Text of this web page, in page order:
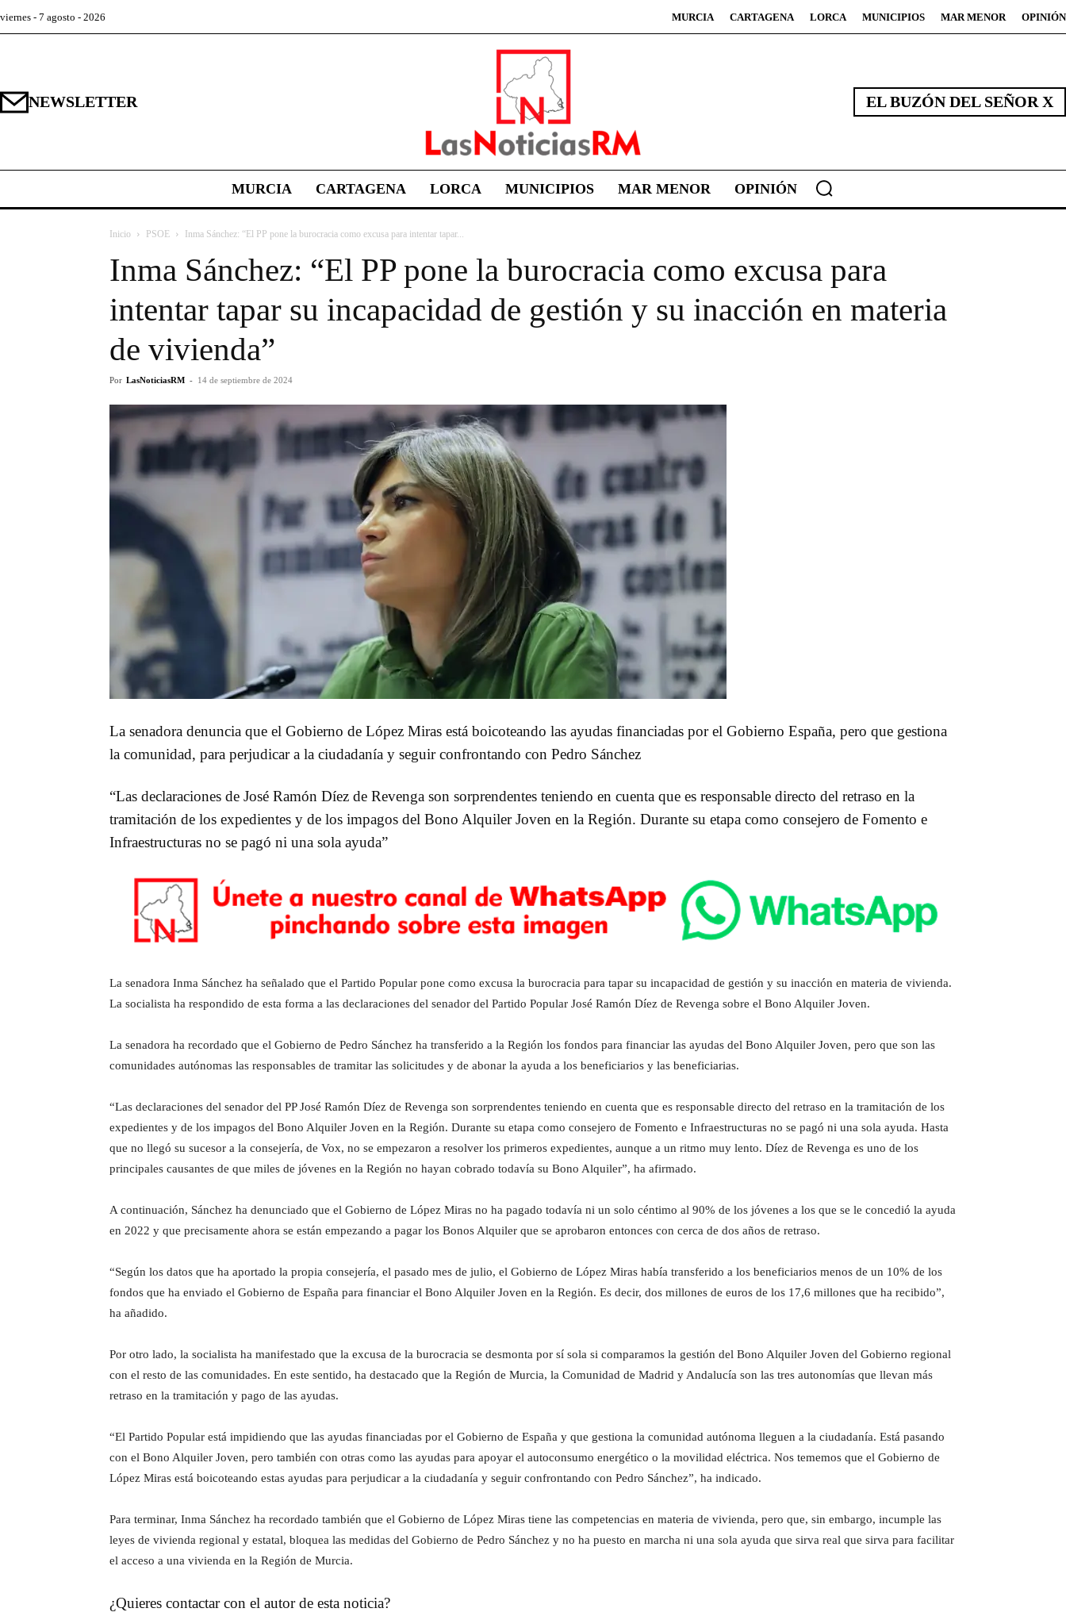
viernes - 7 agosto - 2026 MURCIA CARTAGENA LORCA MUNICIPIOS MAR MENOR OPINIÓN
NEWSLETTER EL BUZÓN DEL SEÑOR X
MURCIA CARTAGENA LORCA MUNICIPIOS MAR MENOR OPINIÓN
Inicio PSOE Inma Sánchez: “El PP pone la burocracia como excusa para intentar tapar...
Inma Sánchez: “El PP pone la burocracia como excusa para
intentar tapar su incapacidad de gestión y su inacción en materia
de vivienda”
Por LasNoticiasRM - 14 de septiembre de 2024
La senadora denuncia que el Gobierno de López Miras está boicoteando las ayudas financiadas por el Gobierno España, pero que gestiona
la comunidad, para perjudicar a la ciudadanía y seguir confrontando con Pedro Sánchez
“Las declaraciones de José Ramón Díez de Revenga son sorprendentes teniendo en cuenta que es responsable directo del retraso en la
tramitación de los expedientes y de los impagos del Bono Alquiler Joven en la Región. Durante su etapa como consejero de Fomento e
Infraestructuras no se pagó ni una sola ayuda”
La senadora Inma Sánchez ha señalado que el Partido Popular pone como excusa la burocracia para tapar su incapacidad de gestión y su inacción en materia de vivienda.
La socialista ha respondido de esta forma a las declaraciones del senador del Partido Popular José Ramón Díez de Revenga sobre el Bono Alquiler Joven.
La senadora ha recordado que el Gobierno de Pedro Sánchez ha transferido a la Región los fondos para financiar las ayudas del Bono Alquiler Joven, pero que son las
comunidades autónomas las responsables de tramitar las solicitudes y de abonar la ayuda a los beneficiarios y las beneficiarias.
“Las declaraciones del senador del PP José Ramón Díez de Revenga son sorprendentes teniendo en cuenta que es responsable directo del retraso en la tramitación de los
expedientes y de los impagos del Bono Alquiler Joven en la Región. Durante su etapa como consejero de Fomento e Infraestructuras no se pagó ni una sola ayuda. Hasta
que no llegó su sucesor a la consejería, de Vox, no se empezaron a resolver los primeros expedientes, aunque a un ritmo muy lento. Díez de Revenga es uno de los
principales causantes de que miles de jóvenes en la Región no hayan cobrado todavía su Bono Alquiler”, ha afirmado.
A continuación, Sánchez ha denunciado que el Gobierno de López Miras no ha pagado todavía ni un solo céntimo al 90% de los jóvenes a los que se le concedió la ayuda
en 2022 y que precisamente ahora se están empezando a pagar los Bonos Alquiler que se aprobaron entonces con cerca de dos años de retraso.
“Según los datos que ha aportado la propia consejería, el pasado mes de julio, el Gobierno de López Miras había transferido a los beneficiarios menos de un 10% de los
fondos que ha enviado el Gobierno de España para financiar el Bono Alquiler Joven en la Región. Es decir, dos millones de euros de los 17,6 millones que ha recibido”,
ha añadido.
Por otro lado, la socialista ha manifestado que la excusa de la burocracia se desmonta por sí sola si comparamos la gestión del Bono Alquiler Joven del Gobierno regional
con el resto de las comunidades. En este sentido, ha destacado que la Región de Murcia, la Comunidad de Madrid y Andalucía son las tres autonomías que llevan más
retraso en la tramitación y pago de las ayudas.
“El Partido Popular está impidiendo que las ayudas financiadas por el Gobierno de España y que gestiona la comunidad autónoma lleguen a la ciudadanía. Está pasando
con el Bono Alquiler Joven, pero también con otras como las ayudas para apoyar el autoconsumo energético o la movilidad eléctrica. Nos tememos que el Gobierno de
López Miras está boicoteando estas ayudas para perjudicar a la ciudadanía y seguir confrontando con Pedro Sánchez”, ha indicado.
Para terminar, Inma Sánchez ha recordado también que el Gobierno de López Miras tiene las competencias en materia de vivienda, pero que, sin embargo, incumple las
leyes de vivienda regional y estatal, bloquea las medidas del Gobierno de Pedro Sánchez y no ha puesto en marcha ni una sola ayuda que sirva real que sirva para facilitar
el acceso a una vivienda en la Región de Murcia.
¿Quieres contactar con el autor de esta noticia?